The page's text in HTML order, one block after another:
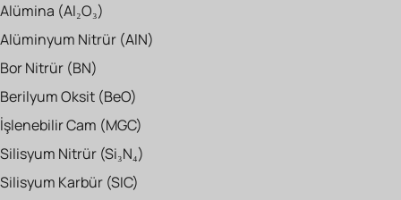
Alümina (Al₂O₃)
Alüminyum Nitrür (AlN)
Bor Nitrür (BN)
Berilyum Oksit (BeO)
İşlenebilir Cam (MGC)
Silisyum Nitrür (Si₃N₄)
Silisyum Karbür (SIC)